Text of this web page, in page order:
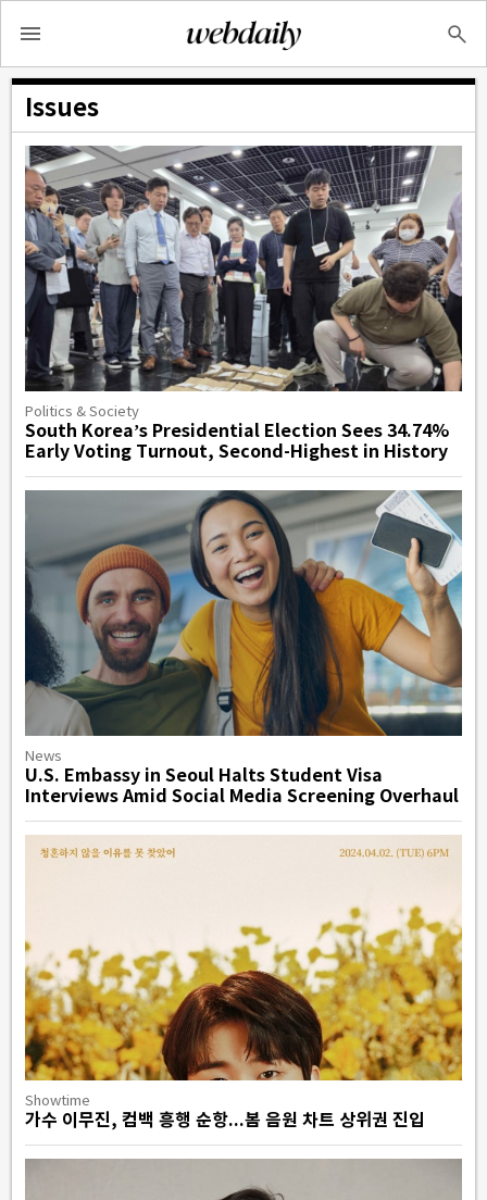
Issues
Politics & Society
South Korea’s Presidential Election Sees 34.74%
Early Voting Turnout, Second-Highest in History
News
U.S. Embassy in Seoul Halts Student Visa
Interviews Amid Social Media Screening Overhaul
Showtime
가수 이무진, 컴백 흥행 순항...봄 음원 차트 상위권 진입